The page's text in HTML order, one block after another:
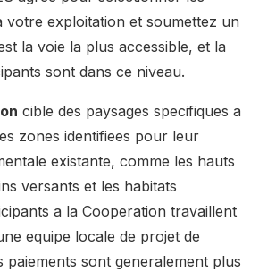
votre exploitation et soumettez un
la voie la plus accessible, et la
sont dans ce niveau.
cible des paysages specifiques a
zones identifiees pour leur
existante, comme les hauts
versants et les habitats
a la Cooperation travaillent
equipe locale de projet de
paiements sont generalement plus